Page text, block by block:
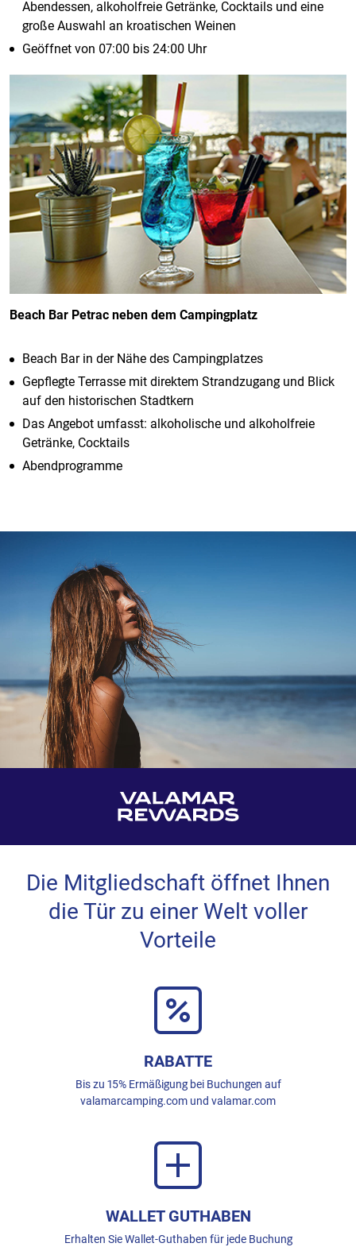
Abendessen, alkoholfreie Getränke, Cocktails und eine
große Auswahl an kroatischen Weinen
Geöffnet von 07:00 bis 24:00 Uhr
Beach Bar Petrac neben dem Campingplatz
Beach Bar in der Nähe des Campingplatzes
Gepflegte Terrasse mit direktem Strandzugang und Blick
auf den historischen Stadtkern
Das Angebot umfasst: alkoholische und alkoholfreie
Getränke, Cocktails
Abendprogramme
Die Mitgliedschaft öffnet Ihnen
die Tür zu einer Welt voller
Vorteile
RABATTE
Bis zu 15% Ermäßigung bei Buchungen auf
valamarcamping.com und valamar.com
WALLET GUTHABEN
Erhalten Sie Wallet-Guthaben für jede Buchung